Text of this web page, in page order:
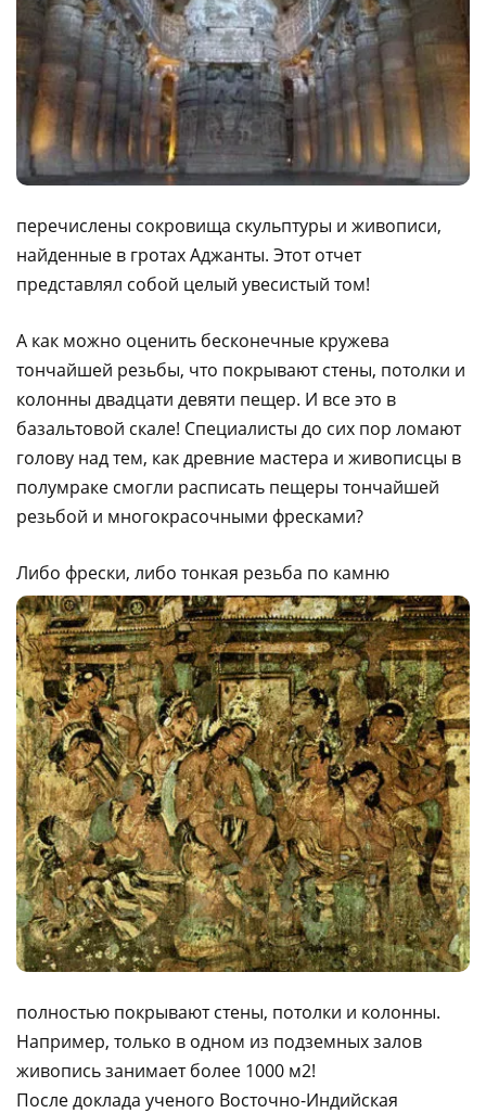
перечислены сокровища скульптуры и живописи,
найденные в гротах Аджанты. Этот отчет
представлял собой целый увесистый том!
А как можно оценить бесконечные кружева
тончайшей резьбы, что покрывают стены, потолки и
колонны двадцати девяти пещер. И все это в
базальтовой скале! Специалисты до сих пор ломают
голову над тем, как древние мастера и живописцы в
полумраке смогли расписать пещеры тончайшей
резьбой и многокрасочными фресками?
Либо фрески, либо тонкая резьба по камню
полностью покрывают стены, потолки и колонны.
Например, только в одном из подземных залов
живопись занимает более 1000 м2!
После доклада ученого Восточно-Индийская